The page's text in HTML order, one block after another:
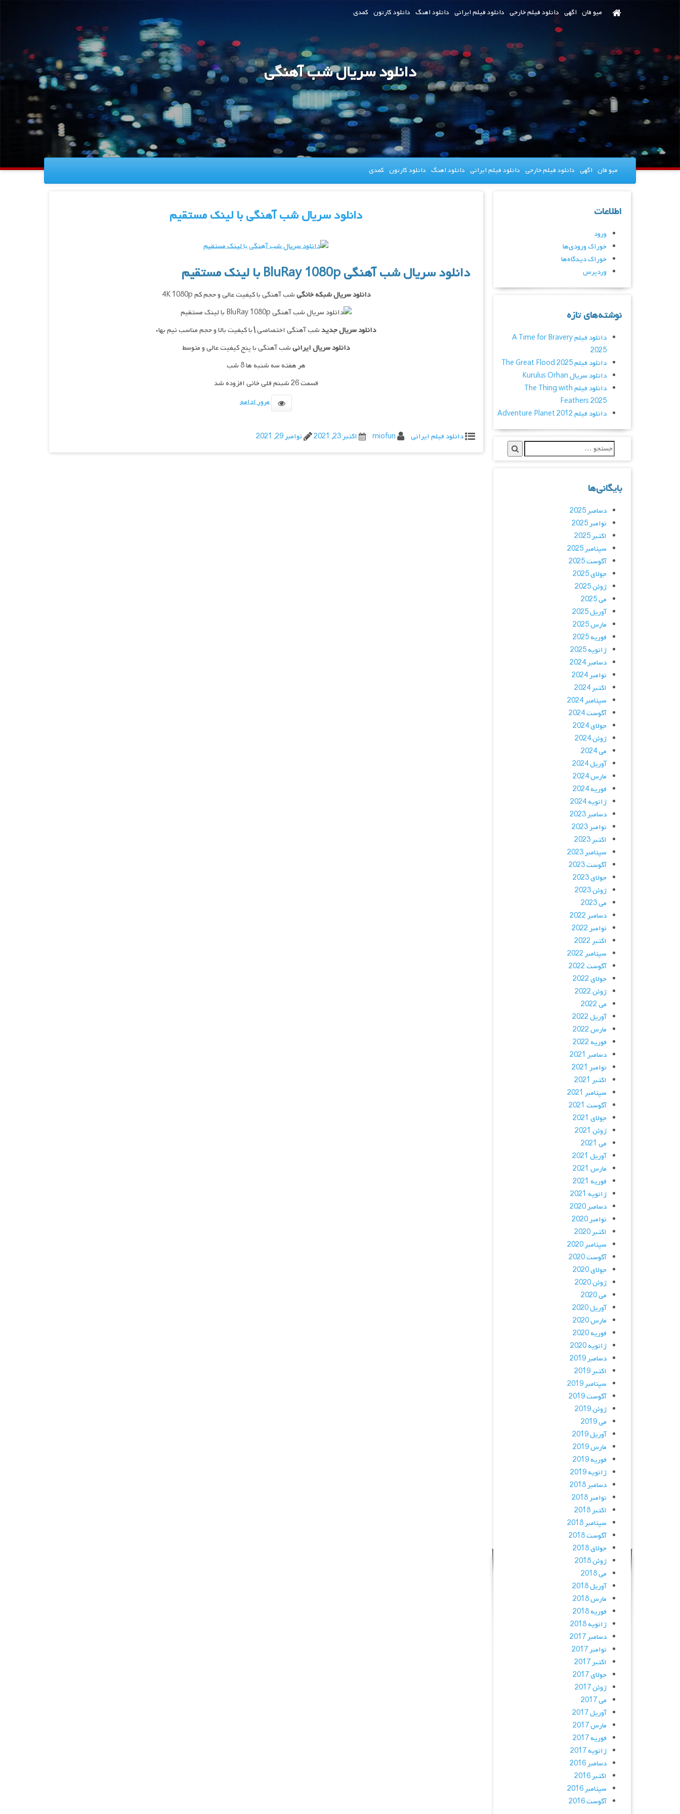
میو فان اگهی دانلود فیلم خارجی دانلود فیلم ایرانی دانلود اهنگ دانلود کارتون کمدی
دانلود سریال شب آهنگی
میو فان اگهی دانلود فیلم خارجی دانلود فیلم ایرانی دانلود اهنگ دانلود کارتون کمدی
دانلود سریال شب آهنگی با لینک مستقیم
دانلودسریالشب آهنگی BluRay 1080p با لینک مستقیم
دانلود سریال شبکه خانگیشب آهنگی با کیفیت عالی و حجم کم 4K 1080p
دانلود سریال جدیدشب آهنگی اختصاصی\با کیفیت بالا و حجم مناسب نیم بهاء
دانلود سریال ایرانیشب آهنگی با پنج کیفیت عالی و متوسط
هر هفته سه شنبه ها 8 شب
قسمت 26 شبنم قلی خانی افزوده شد
مرور ادامه
دانلود فیلم ایرانی miofun اکتبر 23, 2021 نوامبر 29, 2021
اطلاعات
ورود
خوراک ورودی‌ها
خوراک دیدگاه‌ها
وردپرس
نوشته‌های تازه
دانلود فیلم A Time for Bravery
2025
دانلود فیلم The Great Flood 2025
دانلود سریال Kurulus Orhan
دانلود فیلم The Thing with
Feathers 2025
دانلود فیلم Adventure Planet 2012
بایگانی‌ها
دسامبر 2025
نوامبر 2025
اکتبر 2025
سپتامبر 2025
آگوست 2025
جولای 2025
ژوئن 2025
می 2025
آوریل 2025
مارس 2025
فوریه 2025
ژانویه 2025
دسامبر 2024
نوامبر 2024
اکتبر 2024
سپتامبر 2024
آگوست 2024
جولای 2024
ژوئن 2024
می 2024
آوریل 2024
مارس 2024
فوریه 2024
ژانویه 2024
دسامبر 2023
نوامبر 2023
اکتبر 2023
سپتامبر 2023
آگوست 2023
جولای 2023
ژوئن 2023
می 2023
دسامبر 2022
نوامبر 2022
اکتبر 2022
سپتامبر 2022
آگوست 2022
جولای 2022
ژوئن 2022
می 2022
آوریل 2022
مارس 2022
فوریه 2022
دسامبر 2021
نوامبر 2021
اکتبر 2021
سپتامبر 2021
آگوست 2021
جولای 2021
ژوئن 2021
می 2021
آوریل 2021
مارس 2021
فوریه 2021
ژانویه 2021
دسامبر 2020
نوامبر 2020
اکتبر 2020
سپتامبر 2020
آگوست 2020
جولای 2020
ژوئن 2020
می 2020
آوریل 2020
مارس 2020
فوریه 2020
ژانویه 2020
دسامبر 2019
اکتبر 2019
سپتامبر 2019
آگوست 2019
ژوئن 2019
می 2019
آوریل 2019
مارس 2019
فوریه 2019
ژانویه 2019
دسامبر 2018
نوامبر 2018
اکتبر 2018
سپتامبر 2018
آگوست 2018
جولای 2018
ژوئن 2018
می 2018
آوریل 2018
مارس 2018
فوریه 2018
ژانویه 2018
دسامبر 2017
نوامبر 2017
اکتبر 2017
جولای 2017
ژوئن 2017
می 2017
آوریل 2017
مارس 2017
فوریه 2017
ژانویه 2017
دسامبر 2016
اکتبر 2016
سپتامبر 2016
آگوست 2016